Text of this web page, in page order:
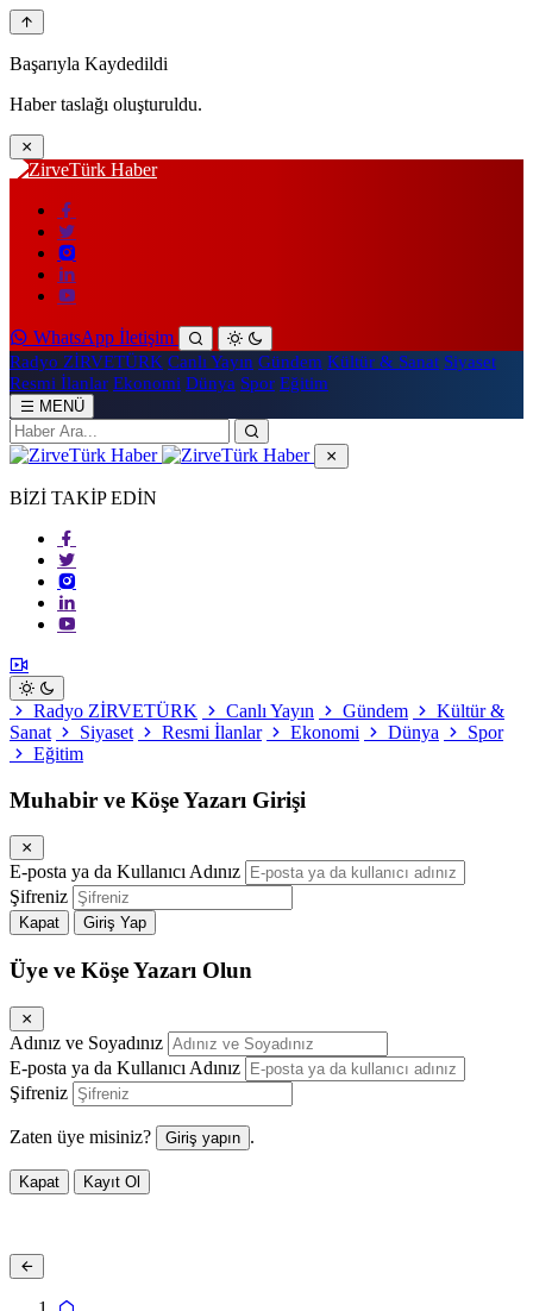
Başarıyla Kaydedildi
Haber taslağı oluşturuldu.
WhatsApp İletişim
Radyo ZİRVETÜRK Canlı Yayın Gündem Kültür & Sanat Siyaset
Resmi İlanlar Ekonomi Dünya Spor Eğitim
MENÜ
BİZİ TAKİP EDİN
Radyo ZİRVETÜRK Canlı Yayın Gündem
Kültür &
Sanat
Siyaset Resmi İlanlar Ekonomi Dünya
Spor
Eğitim
Muhabir ve Köşe Yazarı Girişi
E-posta ya da Kullanıcı Adınız
Şifreniz
Kapat Giriş Yap
Üye ve Köşe Yazarı Olun
Adınız ve Soyadınız
E-posta ya da Kullanıcı Adınız
Şifreniz
Zaten üye misiniz? Giriş yapın .
Kapat Kayıt Ol